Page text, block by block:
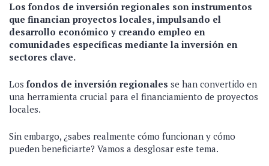
Los fondos de inversión regionales son instrumentos
que financian proyectos locales, impulsando el
desarrollo económico y creando empleo en
comunidades específicas mediante la inversión en
sectores clave.
Los fondos de inversión regionales se han convertido en
una herramienta crucial para el financiamiento de proyectos
locales.
Sin embargo, ¿sabes realmente cómo funcionan y cómo
pueden beneficiarte? Vamos a desglosar este tema.